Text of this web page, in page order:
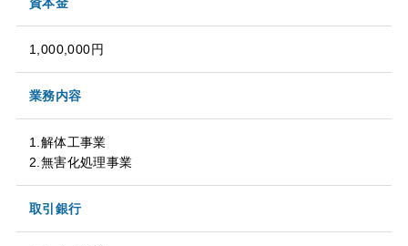
1,000,000円
業務内容
1.解体工事業
2.無害化処理事業
取引銀行